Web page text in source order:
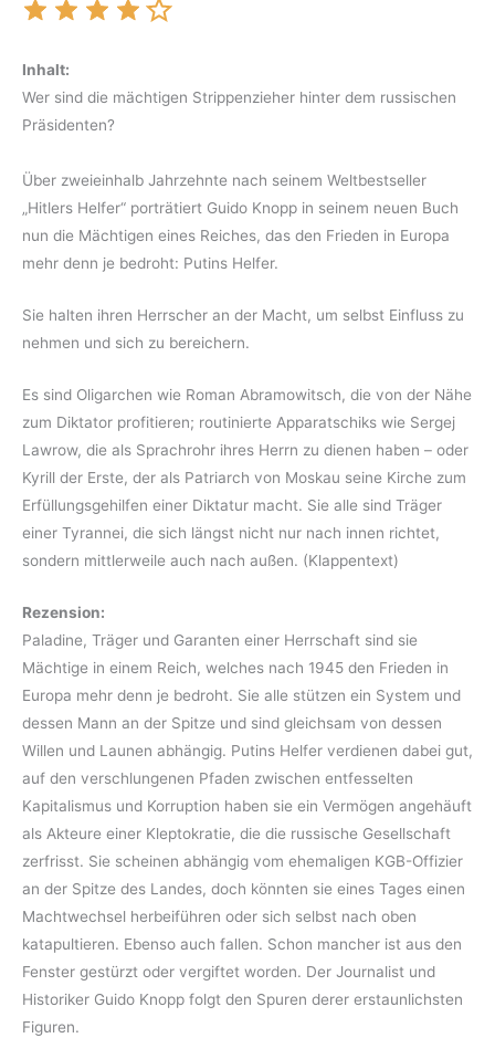
Inhalt:
Wer sind die mächtigen Strippenzieher hinter dem russischen
Präsidenten?
Über zweieinhalb Jahrzehnte nach seinem Weltbestseller
„Hitlers Helfer“ porträtiert Guido Knopp in seinem neuen Buch
nun die Mächtigen eines Reiches, das den Frieden in Europa
mehr denn je bedroht: Putins Helfer.
Sie halten ihren Herrscher an der Macht, um selbst Einfluss zu
nehmen und sich zu bereichern.
Es sind Oligarchen wie Roman Abramowitsch, die von der Nähe
zum Diktator profitieren; routinierte Apparatschiks wie Sergej
Lawrow, die als Sprachrohr ihres Herrn zu dienen haben – oder
Kyrill der Erste, der als Patriarch von Moskau seine Kirche zum
Erfüllungsgehilfen einer Diktatur macht. Sie alle sind Träger
einer Tyrannei, die sich längst nicht nur nach innen richtet,
sondern mittlerweile auch nach außen. (Klappentext)
Rezension:
Paladine, Träger und Garanten einer Herrschaft sind sie
Mächtige in einem Reich, welches nach 1945 den Frieden in
Europa mehr denn je bedroht. Sie alle stützen ein System und
dessen Mann an der Spitze und sind gleichsam von dessen
Willen und Launen abhängig. Putins Helfer verdienen dabei gut,
auf den verschlungenen Pfaden zwischen entfesselten
Kapitalismus und Korruption haben sie ein Vermögen angehäuft
als Akteure einer Kleptokratie, die die russische Gesellschaft
zerfrisst. Sie scheinen abhängig vom ehemaligen KGB-Offizier
an der Spitze des Landes, doch könnten sie eines Tages einen
Machtwechsel herbeiführen oder sich selbst nach oben
katapultieren. Ebenso auch fallen. Schon mancher ist aus den
Fenster gestürzt oder vergiftet worden. Der Journalist und
Historiker Guido Knopp folgt den Spuren derer erstaunlichsten
Figuren.